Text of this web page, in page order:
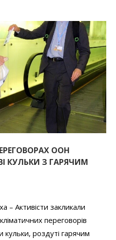
ООН
КУЛЬКИ З ГАРЯЧИМ
– Активісти закликали
переговорів
роздуті гарячим